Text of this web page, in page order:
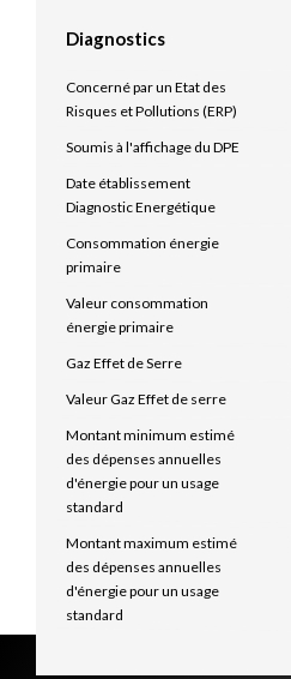
Diagnostics
Concerné par un Etat des
Risques et Pollutions (ERP)
Soumis à l'affichage du DPE
Date établissement
Diagnostic Energétique
Consommation énergie
primaire
Valeur consommation
énergie primaire
Gaz Effet de Serre
Valeur Gaz Effet de serre
Montant minimum estimé
des dépenses annuelles
d'énergie pour un usage
standard
Montant maximum estimé
des dépenses annuelles
d'énergie pour un usage
standard